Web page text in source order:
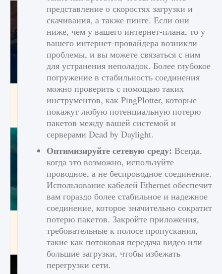
Как разблокировать заклинание Крист в
Creatures of Ava
9 августа 2024 1 393 0 0
Как приручить существ из степей Тамура в
игре Creatures of Ava
9 августа 2024 1 164 0 0
представление о скоростях загрузки и
скачивания, а также пинге. Если они
ниже, чем у вашего интернет-плана, то у
вашего интернет-провайдера возникли
проблемы, и вы можете связаться с ним
для устранения неполадок. Более глубокое
погружение в стабильность соединения
можно проверить с помощью таких
инструментов, как PingPlotter, которые
покажут любую потенциальную потерю
пакетов между вашей системой и
серверами Dead by Daylight.
Оптимизируйте сетевую среду: Всегда,
когда это возможно, используйте
проводное, а не беспроводное соединение.
Использование кабелей Ethernet обеспечит
вам гораздо более стабильное и надежное
соединение, которое значительно сократит
потерю пакетов. Закройте приложения,
требовательные к полосе пропускания,
такие как потоковая передача видео или
большие загрузки, чтобы избежать
перегрузки сети.